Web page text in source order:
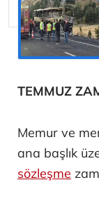
TEMMUZ
Memur ve
ana başlık
sözleşme